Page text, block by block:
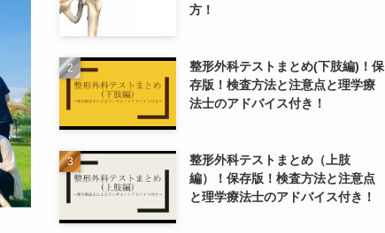
方！
整形外科テストまとめ(下肢編)！保
存版！検査方法と注意点と理学療
法士のアドバイス付き！
整形外科テストまとめ（上肢
編）！保存版！検査方法と注意点
と理学療法士のアドバイス付き！